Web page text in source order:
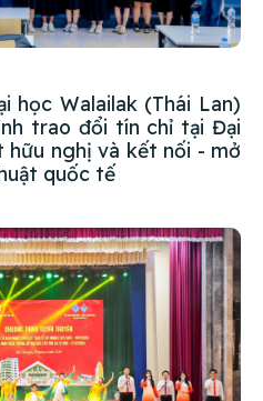
học Walailak (Thái Lan)
trao đổi tín chỉ tại Đại
hữu nghị và kết nối - mở
quốc tế